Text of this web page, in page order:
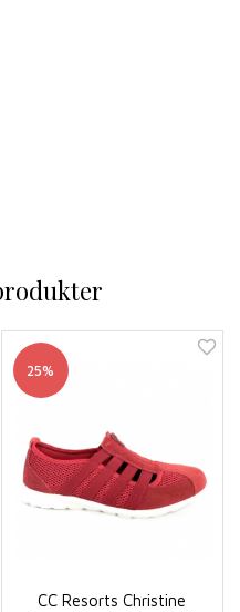
25%
CC Resorts Christine